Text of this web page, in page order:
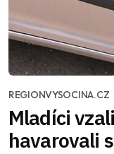
REGIONVYSOCINA.CZ
Mladíci
havarovali